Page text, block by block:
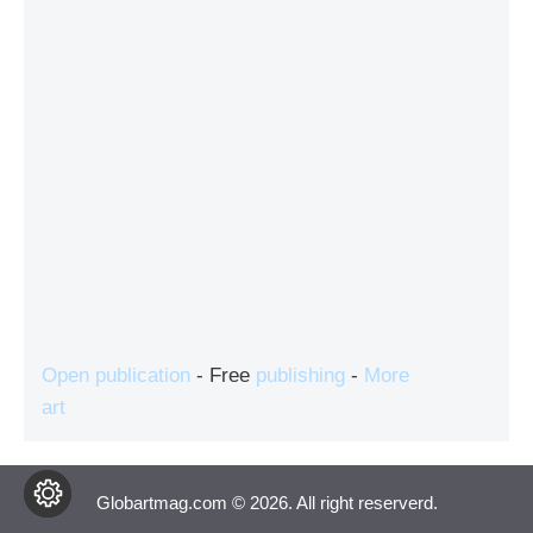
Open publication - Free publishing - More
art
Globartmag.com © 2026. All right reserverd.